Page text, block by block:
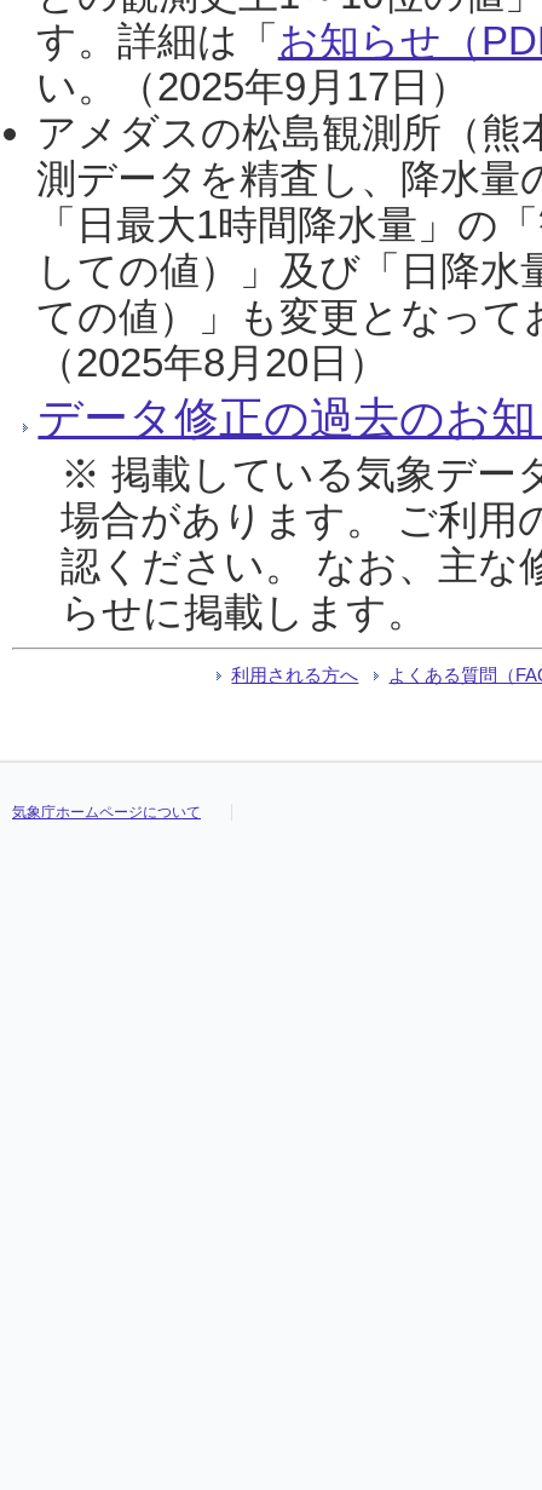
す。詳細は「 お知らせ（
い。（2025年9月17日）
アメダスの松島観測所（熊
測データを精査し、降水
「日最大1時間降水量」の
しての値）」及び「日降
ての値）」も変更となっ
（2025年8月20日）
データ修正の過去のお
※ 掲載している気象デー
場合があります。 ご利用
認ください。 なお、主な
らせに掲載します。
利用される方へ よくある質問（
気象庁ホームページについて